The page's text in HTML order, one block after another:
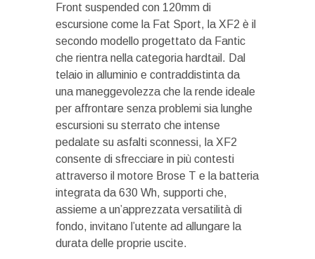
Front suspended con 120mm di
escursione come la Fat Sport, la XF2 è il
secondo modello progettato da Fantic
che rientra nella categoria hardtail. Dal
telaio in alluminio e contraddistinta da
una maneggevolezza che la rende ideale
per affrontare senza problemi sia lunghe
escursioni su sterrato che intense
pedalate su asfalti sconnessi, la XF2
consente di sfrecciare in più contesti
attraverso il motore Brose T e la batteria
integrata da 630 Wh, supporti che,
assieme a un’apprezzata versatilità di
fondo, invitano l’utente ad allungare la
durata delle proprie uscite.